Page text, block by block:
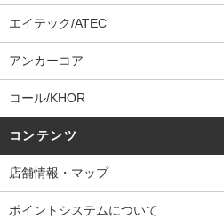
エイテック/ATEC
アンカーコア
コール/KHOR
コンテンツ
店舗情報・マップ
ポイントシステムについて